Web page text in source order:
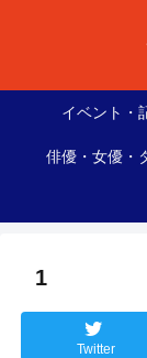
イベント・
俳優・女優・
1
Twitter